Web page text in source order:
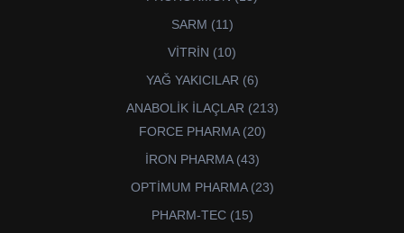
SARM 1111
VİTRİN 1010
YAĞ YAKICILAR 66
ANABOLİK İLAÇLAR 213213
FORCE PHARMA 2020
İRON PHARMA 4343
OPTİMUM PHARMA 2323
PHARM-TEC 1515